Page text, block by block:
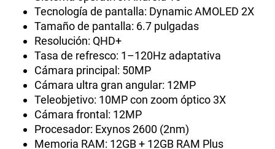
por el almacenamiento.
Características principales del Samsung Galaxy
S26 Plus
Estas son sus especificaciones principales:
Sistema operativo: Android 16
Tecnología de pantalla: Dynamic AMOLED 2X
Tamaño de pantalla: 6.7 pulgadas
Resolución: QHD+